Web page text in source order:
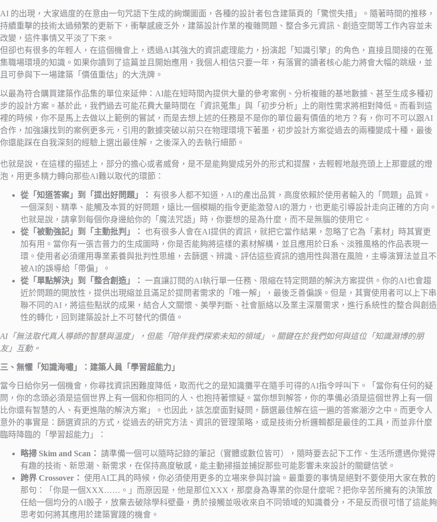
AI 的出現，大家過度的在意由一句咒語下生成的絢爛圖面，各種的設計者包含建築頁的「驚慌失措」。隨著時間的推移，
持續重擊的技術太過頻繁的更新下，衝擊感疲乏外，建築設計作業的複雜問題、整合多元資訊、創造空間等工作內容並未
改變，這件事情又平淡了下來。
但卻也有很多的年輕人，在這個機會上，透過AI其強大的資訊處理能力，扮演起「知識引擎」的角色，直接且間接的在蒐
集職場環境的知識。如果你讀到了這篇並且開始應用，我個人相信只要一年，有落實的讀者核心能力將會大幅的跳級，並
且可參與下一場建築「價值重估」的大洗牌。
以最為符合購買建築作品集的單位來延伸：AI能在短時間內提供大量的參考案例、分析複雜的基地數據、甚至生成多種初
步的設計方案。基於此，我們過去可能花費大量時間在「資訊蒐集」與「初步分析」上的剛性需求將相對降低。而看到這
裡的時候，你不是馬上去做以上範例的嘗試，而是去想上述的任務是不是你的單位最有價值的地方？有，你可不可以跟AI
合作，加強讓找到的案例更多元，引用的數據突破以前只在物理環境下著墨，初步設計方案從過去的兩種變成十種，最後
你還能踩在自我深刻的經驗上選出最佳解，之後深入的去執行細節。
也就是說，在這樣的描述上，部分的擔心或者威脅，是不是能夠變成另外的形式和提醒，去輕輕地敲亮頭上上那靈感的燈
泡，用更多精力轉向那些AI難以取代的環節：
從「知道答案」到「提出好問題」：
有很多人都不知道，AI的產出品質，高度依賴於使用者輸入的「問題」品質。
一個深刻、精準、能觸及本質的好問題，遠比一個模糊的指令更能激發AI的潛力，也更能引導設計走向正確的方向。
也就是說，請拿到每個你身邊給你的「魔法咒語」時，你要想的是為什麼，而不是無腦的使用它。
從「被動強記」到「主動批判」： 也有很多人會在AI提供的資訊，就把它當作結果，忽略了它為「素材」時其實更
加有用。當你有一張吉普力的生成圖時，你是否能夠將這樣的素材解構，並且應用於日系、淡雅風格的作品表現一
環。使用者必須運用專業素養與批判性思維，去篩選、辨識、評估這些資訊的適用性與潛在風險，主導演算法並且不
被AI的誤導給「帶偏」。
從「單點解決」到「整合創造」： 一直讓訂閱的AI執行單一任務、限縮在特定問題的解決方案提供。你的AI也會趨
近於問題的開放性，提供出現縮並且滿足於提問者需求的「唯一解」，最後乏善偏誤。但是，其實使用者可以上下串
聯不同的AI，將這些點狀的成果，結合人文關懷、美學判斷、社會脈絡以及業主深層需求，進行系統性的整合與創造
性的轉化，回到建築設計上不可替代的價值。
AI「無法取代真人導師的智慧與溫度」，但能「陪伴我們探索未知的領域」。關鍵在於我們如何與這位「知識淵博的朋
友」互動。
三、無懼「知識海嘯」：建築人員「學習超能力」
當今日給你另一個機會，你尋找資訊困難度降低，取而代之的是知識攤平在隨手可得的AI指令呼叫下。「當你有任何的疑
問，你的念頭必須是這個世界上有一個和你相同的人、也抱持著懷疑。當你想到解答，你的準備必須是這個世界上有一個
比你還有智慧的人、有更進階的解決方案」。也因此，該怎麼面對疑問，篩選最佳解在這一遍的答案潮汐之中。而更令人
意外的事實是：篩選資訊的方式，從過去的研究方法、資訊的管理策略，或是技術分析邏輯都是最佳的工具，而並非什麼
臨時降臨的「學習超能力」：
略掃 Skim and Scan： 請準備一個可以隨時記錄的筆記（實體或數位皆可），隨時要去記下工作、生活所遭遇你覺得
有趣的技術、新思潮、新需求，在保持高度敏感，能主動掃描並捕捉那些可能影響未來設計的關鍵信號。
跨界 Crossover： 使用AI工具的時候，你必須使用更多的立場來參與討論。最重要的事情是絕對不要使用大家在教的
那句：「你是一個XXX……。」而原因是，他是那位XXX，那麼身為專業的你是什麼呢？把你辛苦所擁有的決策放
任給一個均分的AI骰子，放棄去破除學科壁壘，勇於接觸並吸收來自不同領域的知識養分，不是反而很可惜了這能夠
思考如何將其應用於建築實踐的機會。